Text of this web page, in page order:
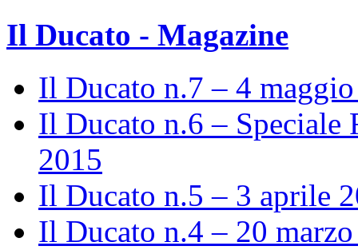
Il Ducato - Magazine
Il Ducato n.7 – 4
Il Ducato n.6 – Speciale
2015
Il Ducato n.5 – 3 aprile
Il Ducato n.4 – 20